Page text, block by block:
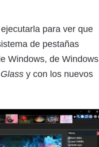
para ver que
de pestañas
Windows, de Windows
y con los nuevos